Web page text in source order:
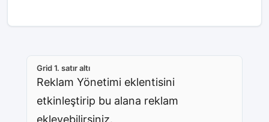
Grid 1. satır altı
Reklam Yönetimi eklentisini
etkinleştirip bu alana reklam
ekleyebilirsiniz.